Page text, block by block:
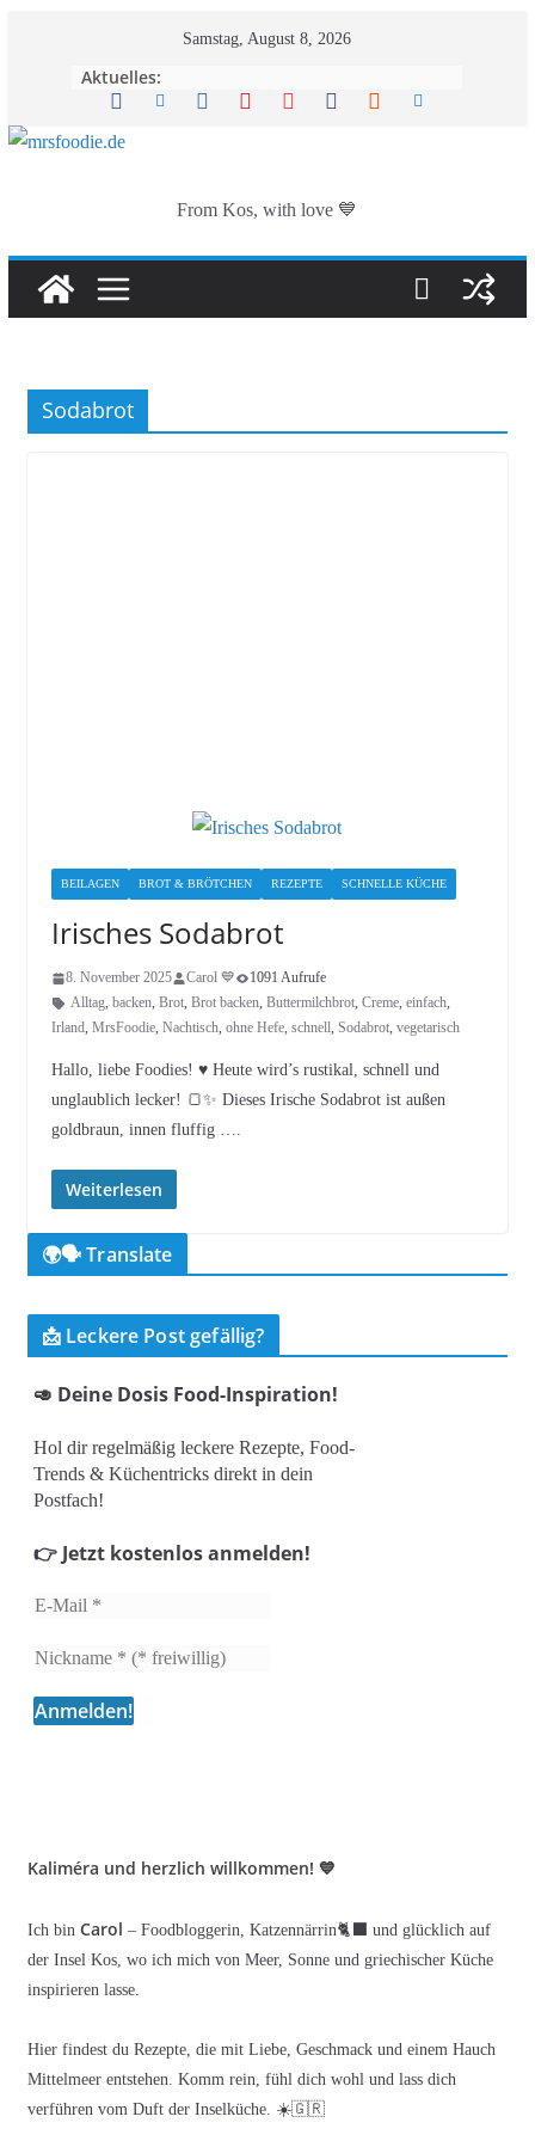
Samstag, August 8, 2026
Aktuelles:
From Kos, with love 💙
Sodabrot
BEILAGEN BROT & BRÖTCHEN REZEPTE SCHNELLE KÜCHE
Irisches Sodabrot
8. November 2025 Carol 💙
1091 Aufrufe
Alltag, backen, Brot, Brot backen, Buttermilchbrot, Creme, einfach,
Irland, MrsFoodie, Nachtisch, ohne Hefe, schnell, Sodabrot, vegetarisch
Hallo, liebe Foodies! ♥︎ Heute wird’s rustikal, schnell und
unglaublich lecker! 🍞✨ Dieses Irische Sodabrot ist außen
goldbraun, innen fluffig ….
Weiterlesen
🌍🗣️ Translate
📩 Leckere Post gefällig?
🥑 Deine Dosis Food-Inspiration!
Hol dir regelmäßig leckere Rezepte, Food-
Trends & Küchentricks direkt in dein
Postfach!
👉 Jetzt kostenlos anmelden!
Kaliméra und herzlich willkommen! 💙
Ich bin Carol – Foodbloggerin, Katzennärrin🐈‍⬛ und glücklich auf
der Insel Kos, wo ich mich von Meer, Sonne und griechischer Küche
inspirieren lasse.
Hier findest du Rezepte, die mit Liebe, Geschmack und einem Hauch
Mittelmeer entstehen. Komm rein, fühl dich wohl und lass dich
verführen vom Duft der Inselküche. ☀️🇬🇷